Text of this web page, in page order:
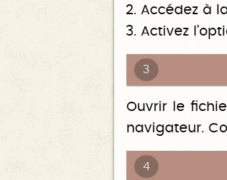
Accédez à
Activez
3
Ouvrir le
navigateur.
4